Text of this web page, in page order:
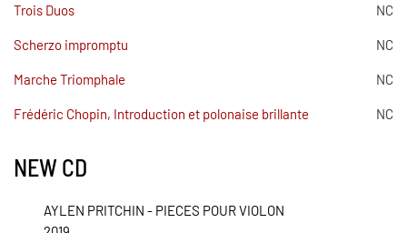
Trois Duos NC
Scherzo impromptu NC
Marche Triomphale NC
Frédéric Chopin, Introduction et polonaise brillante NC
NEW CD
AYLEN PRITCHIN - PIECES POUR VIOLON